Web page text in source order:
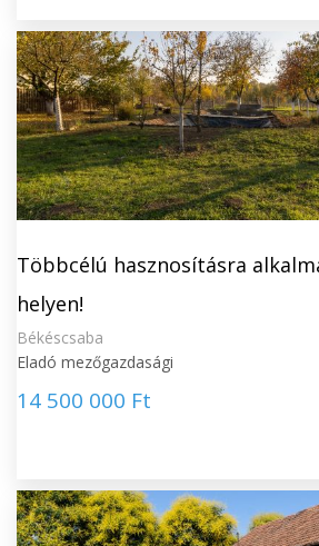
Többcélú hasznosításra
helyen!
Békéscsaba
Eladó mezőgazdasági
14 500 000 Ft